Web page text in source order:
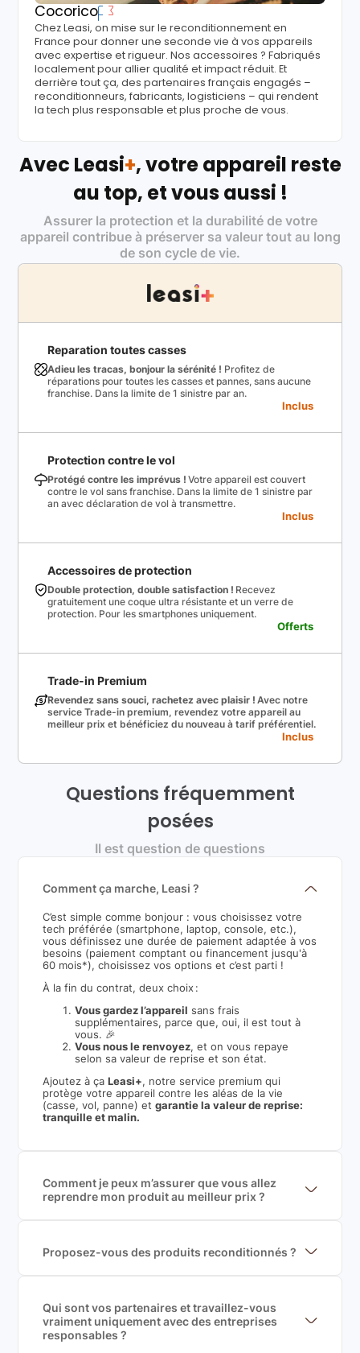
Cocorico
Chez Leasi, on mise sur le reconditionnement en
France pour donner une seconde vie à vos appareils
avec expertise et rigueur. Nos accessoires ? Fabriqués
localement pour allier qualité et impact réduit. Et
derrière tout ça, des partenaires français engagés –
reconditionneurs, fabricants, logisticiens – qui rendent
la tech plus responsable et plus proche de vous.
Avec Leasi+, votre appareil reste
au top, et vous aussi !
Assurer la protection et la durabilité de votre
appareil contribue à préserver sa valeur tout au long
de son cycle de vie.
Reparation toutes casses
Adieu les tracas, bonjour la sérénité ! Profitez de
réparations pour toutes les casses et pannes, sans aucune
franchise. Dans la limite de 1 sinistre par an.
Inclus
Protection contre le vol
Protégé contre les imprévus ! Votre appareil est couvert
contre le vol sans franchise. Dans la limite de 1 sinistre par
an avec déclaration de vol à transmettre.
Inclus
Accessoires de protection
Double protection, double satisfaction ! Recevez
gratuitement une coque ultra résistante et un verre de
protection. Pour les smartphones uniquement.
Offerts
Trade-in Premium
Revendez sans souci, rachetez avec plaisir ! Avec notre
service Trade-in premium, revendez votre appareil au
meilleur prix et bénéficiez du nouveau à tarif préférentiel.
Inclus
Questions fréquemment
posées
Il est question de questions
Comment ça marche, Leasi ?
C’est simple comme bonjour : vous choisissez votre
tech préférée (smartphone, laptop, console, etc.),
vous définissez une durée de paiement adaptée à vos
besoins (paiement comptant ou financement jusqu'à
60 mois*), choisissez vos options et c’est parti !
À la fin du contrat, deux choix :
Vous gardez l’appareil sans frais
supplémentaires, parce que, oui, il est tout à
vous. 🎉
Vous nous le renvoyez, et on vous repaye
selon sa valeur de reprise et son état.
Ajoutez à ça Leasi+, notre service premium qui
protège votre appareil contre les aléas de la vie
(casse, vol, panne) etgarantie la valeur de reprise:
tranquille et malin.
Comment je peux m’assurer que vous allez
reprendre mon produit au meilleur prix ?
garantir le meilleur prix de rachat. De plus, nous
sommes rémunéré à la commission sur la valeur de
Proposez-vous des produits reconditionnés ?
produits officiels de grandes marques et du
reconditionné de haute qualité
Qui sont vos partenaires et travaillez-vous
vraiment uniquement avec des entreprises
responsables ?